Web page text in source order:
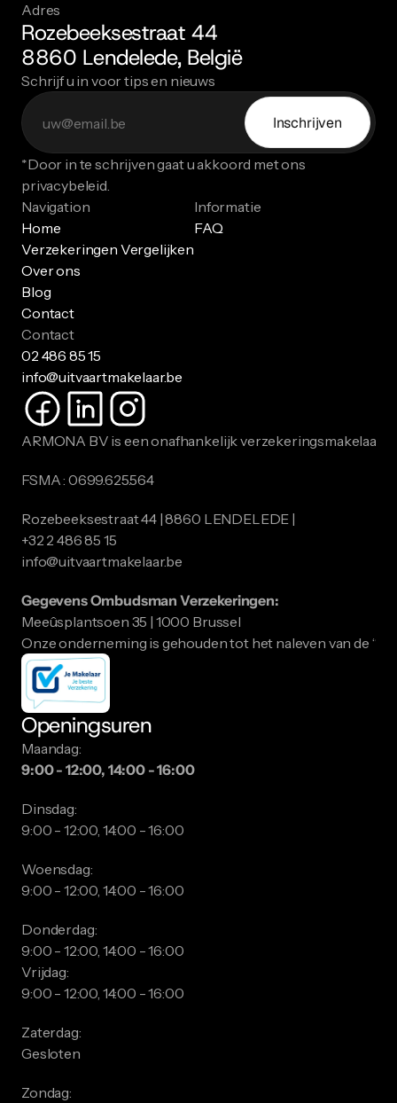
Adres
Rozebeeksestraat 44
8860 Lendelede, België
Schrijf u in voor tips en nieuws
Inschrijven
*Door in te schrijven gaat u akkoord met ons
privacybeleid.
Navigation
Home
Verzekeringen Vergelijken
Over ons
Blog
Contact
Informatie
FAQ
Contact
02 486 85 15
info@uitvaartmakelaar.be
ARMONA BV is een onafhankelijk verzekeringsmakelaar.
FSMA : 0699.625.564
Rozebeeksestraat 44 | 8860 LENDELEDE |
​​​​​​​+32 2 486 85 15
info@uitvaartmakelaar.be
Gegevens Ombudsman Verzekeringen:
Meeûsplantsoen 35 | 1000 Brussel
Onze onderneming is gehouden tot het naleven van de
Openingsuren
Maandag:
9:00 - 12:00, 14:00 - 16:00
Dinsdag:
9:00 - 12:00, 14:00 - 16:00
Woensdag:
9:00 - 12:00, 14:00 - 16:00
Donderdag:
9:00 - 12:00, 14:00 - 16:00
Vrijdag:
9:00 - 12:00, 14:00 - 16:00
Zaterdag:
Gesloten
Zondag: